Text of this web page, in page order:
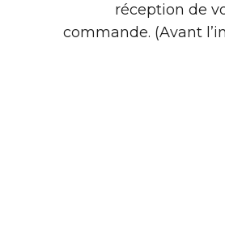
réception de
commande. (Avant